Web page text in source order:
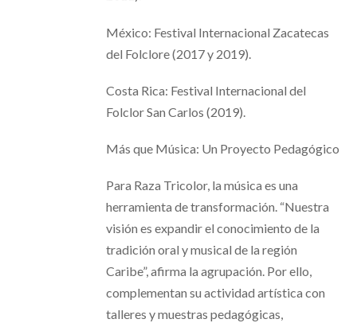
México: Festival Internacional Zacatecas
del Folclore (2017 y 2019).
Costa Rica: Festival Internacional del
Folclor San Carlos (2019).
Más que Música: Un Proyecto Pedagógico
Para Raza Tricolor, la música es una
herramienta de transformación. “Nuestra
visión es expandir el conocimiento de la
tradición oral y musical de la región
Caribe”, afirma la agrupación. Por ello,
complementan su actividad artística con
talleres y muestras pedagógicas,